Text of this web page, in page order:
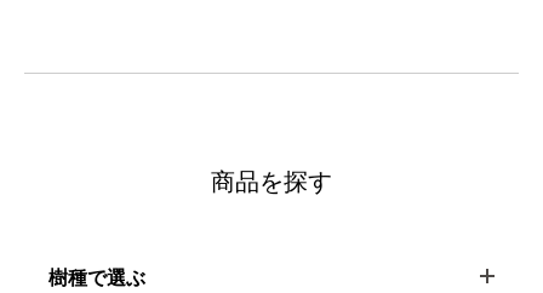
商品を探す
樹種で選ぶ